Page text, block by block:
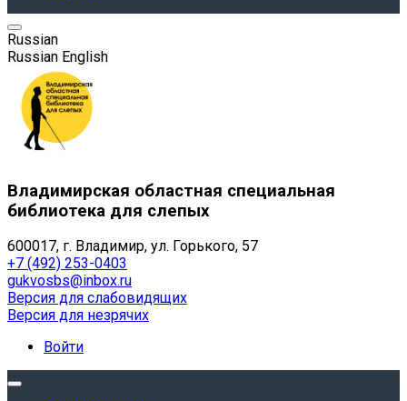
Russian
Russian English
Владимирская областная специальная
библиотека для слепых
600017, г. Владимир, ул. Горького, 57
+7 (492) 253-0403
gukvosbs@inbox.ru
Версия для слабовидящих
Версия для незрячих
Войти